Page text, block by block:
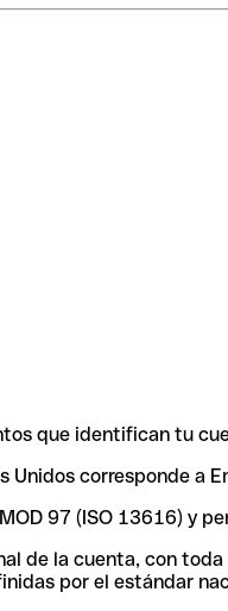
que identifican tu
corresponde a
97 (ISO 13616) y
de la cuenta, con
por el estándar